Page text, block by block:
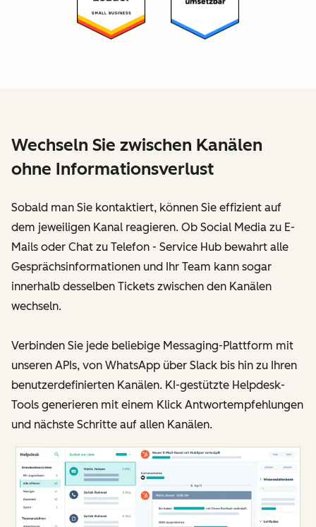
Wechseln Sie zwischen Kanälen
ohne Informationsverlust
Sobald man Sie kontaktiert, können Sie effizient auf
dem jeweiligen Kanal reagieren. Ob Social Media zu E-
Mails oder Chat zu Telefon - Service Hub bewahrt alle
Gesprächsinformationen und Ihr Team kann sogar
innerhalb desselben Tickets zwischen den Kanälen
wechseln.
Verbinden Sie jede beliebige Messaging-Plattform mit
unseren APIs, von WhatsApp über Slack bis hin zu Ihren
benutzerdefinierten Kanälen. KI-gestützte Helpdesk-
Tools generieren mit einem Klick Antwortempfehlungen
und nächste Schritte auf allen Kanälen.